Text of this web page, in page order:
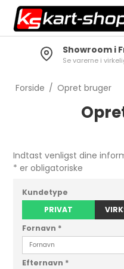
Showroom i
Se varerne i
Forside / Opret bruger
Indtast venligst dine
* er obligatoriske
Kundetype
PRIVAT
Fornavn *
Efternavn *